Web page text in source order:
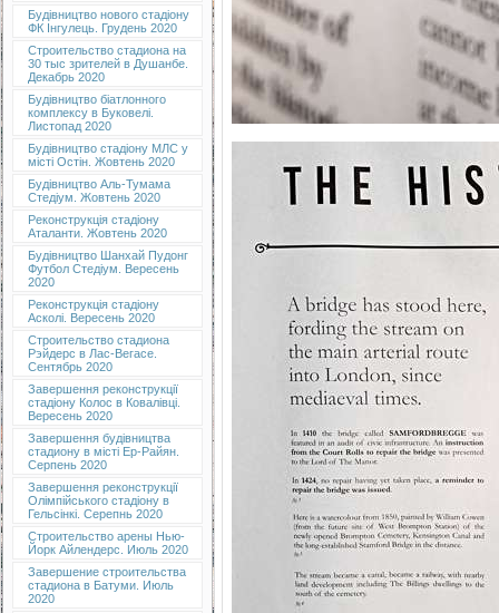
Будівництво нового стадіону
ФК Інгулець. Грудень 2020
Строительство стадиона на
30 тыс зрителей в Душанбе.
Декабрь 2020
Будівництво біатлонного
комплексу в Буковелі.
Листопад 2020
Будівництво стадіону МЛС у
місті Остін. Жовтень 2020
Будівництво Аль-Тумама
Стедіум. Жовтень 2020
Реконструкція стадіону
Аталанти. Жовтень 2020
Будівництво Шанхай Пудонг
Футбол Стедіум. Вересень
2020
Реконструкція стадіону
Асколі. Вересень 2020
Строительство стадиона
Рэйдерс в Лас-Вегасе.
Сентябрь 2020
Завершення реконструкції
стадіону Колос в Ковалівці.
Вересень 2020
Завершення будівництва
стадиону в місті Ер-Райян.
Серпень 2020
Завершення реконструкції
Олімпійського стадіону в
Гельсінкі. Серепнь 2020
Строительство арены Нью-
Йорк Айлендерс. Июль 2020
Завершение строительства
стадиона в Батуми. Июль
2020